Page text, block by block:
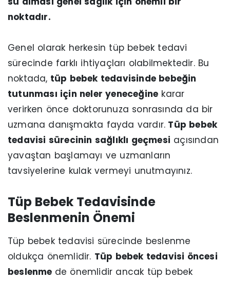
noktadır.
Genel olarak herkesin tüp bebek tedavi
sürecinde farklı ihtiyaçları olabilmektedir. Bu
noktada, tüp bebek tedavisinde bebeğin
tutunması için neler yeneceğine karar
verirken önce doktorunuza sonrasında da bir
uzmana danışmakta fayda vardır. Tüp bebek
tedavisi sürecinin sağlıklı geçmesi açısından
yavaştan başlamayı ve uzmanların
tavsiyelerine kulak vermeyi unutmayınız.
Tüp Bebek Tedavisinde
Beslenmenin Önemi
Tüp bebek tedavisi sürecinde beslenme
oldukça önemlidir. Tüp bebek tedavisi öncesi
beslenme de önemlidir ancak tüp bebek